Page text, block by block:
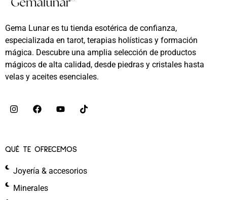
Gema Lunar es tu tienda esotérica de confianza,
especializada en tarot, terapias holísticas y formación
mágica. Descubre una amplia selección de productos
mágicos de alta calidad, desde piedras y cristales hasta
velas y aceites esenciales.
QUÉ TE OFRECEMOS
Joyería & accesorios
Minerales